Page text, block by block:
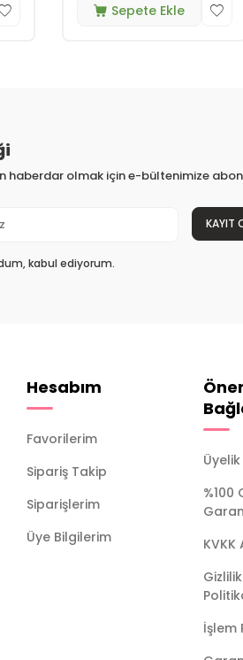
Sepete Ekle
haberdar olmak için e-bültenimize
KAYIT
kabul ediyorum.
Hesabım
Favorilerim
Sipariş Takip
Siparişlerim
Üye Bilgilerim
%100
İşlem